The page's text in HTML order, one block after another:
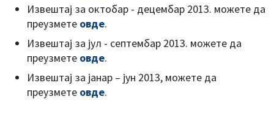
Извештај за октобар - децембар 2013. можете да
преузмете овде.
Извештај за јул - септембар 2013. можете да
преузмете овде.
Извештај за јанар – јун 2013, можете да
преузмете овде.